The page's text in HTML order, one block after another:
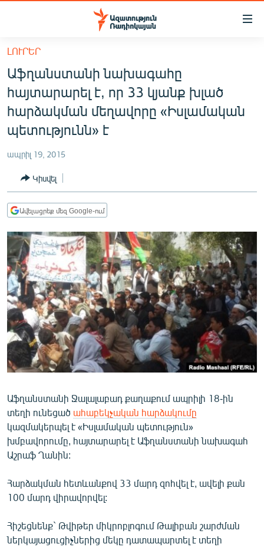
Մատչելիության
հիմնական
բովանդակությանը
Անցնել
հիմնական
մենյուին
Որոնում
ՀԱՅԱՍՏԱՆ
ՔԱՂԱՔԱԿԱՆ
ԸՆՏՐՈՒԹՅՈՒՆՆԵՐ 2026
ՏՆՏԵՍՈՒԹՅՈՒՆ
ՂԱՐԱԲԱՂ
ՊԱՏԵՐԱԶՄԻ 6 ՇԱԲԱԹՆԵՐԸ
ՏԱՐԱԾԱՇՐՋԱՆ
ՄԻՋԱԶԳԱՅԻՆ
ՄՇԱԿՈՒՅԹ
ՍՊՈՐՏ
ՄԵԿՆԱԲԱՆՈՒԹՅՈՒՆ
ՏՏ ԵՒ ԻՆՏԵՐՆԵՏ
ԱՐԽԻՎ
ՏԵՍԱՆՅՈՒԹԵՐ
ԲԱՆԱՎԵՃ
ՓՈԴՔԱՍԹ
English
ԼՈՒՐԵՐ
Աֆղանստանի նախագահը
հայտարարել է, որ 33 կյանք խլած
հարձակման մեղավորը «Իսլամական
պետությունն» է
ապրիլ 19, 2015
Կիսվել
Ավելացրեք մեզ Google-ում
Աֆղանստանի Ջալալաբադ քաղաքում ապրիլի 18-ին
տեղի ունեցած ահաբեկչական հարձակումը
կազմակերպել է «Իսլամական պետություն»
խմբավորումը, հայտարարել է Աֆղանստանի նախագահ
Աշրաֆ Ղանին:
Հարձակման հետևանքով 33 մարդ զոհվել է, ավելի քան
100 մարդ վիրավորվել:
Հիշեցնենք` Թվիթեր միկրոբլոգում Թալիբան շարժման
ներկայացուցիչներից մեկը դատապարտել է տեղի